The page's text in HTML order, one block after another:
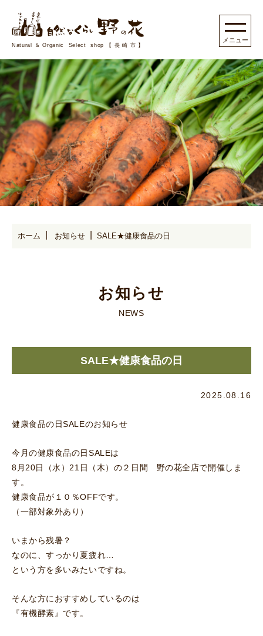
Natural＆Organic Select shop【長崎市】
ホーム お知らせ SALE★健康食品の日
お知らせ
NEWS
SALE★健康食品の日
2025.08.16
健康食品の日SALEのお知らせ
今月の健康食品の日SALEは
8月20日（水）21日（木）の２日間 野の花全店で開催しま
す。
健康食品が１０％OFFです。
（一部対象外あり）
いまから残暑？
なのに、すっかり夏疲れ…
という方を多いみたいですね。
そんな方におすすめしているのは
『有機酵素』です。